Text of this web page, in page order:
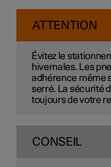
ATTENTION
Évitez le
hivernales. Les
adhérence même
serré. La sécurité
toujours de votre
CONSEIL